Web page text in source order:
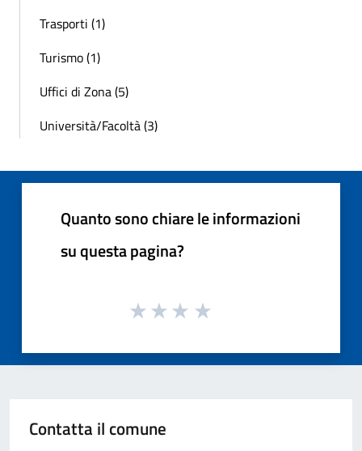
Trasporti (1)
Turismo (1)
Uffici di Zona (5)
Università/Facoltà (3)
Quanto sono chiare le informazioni
su questa pagina?
Contatta il comune